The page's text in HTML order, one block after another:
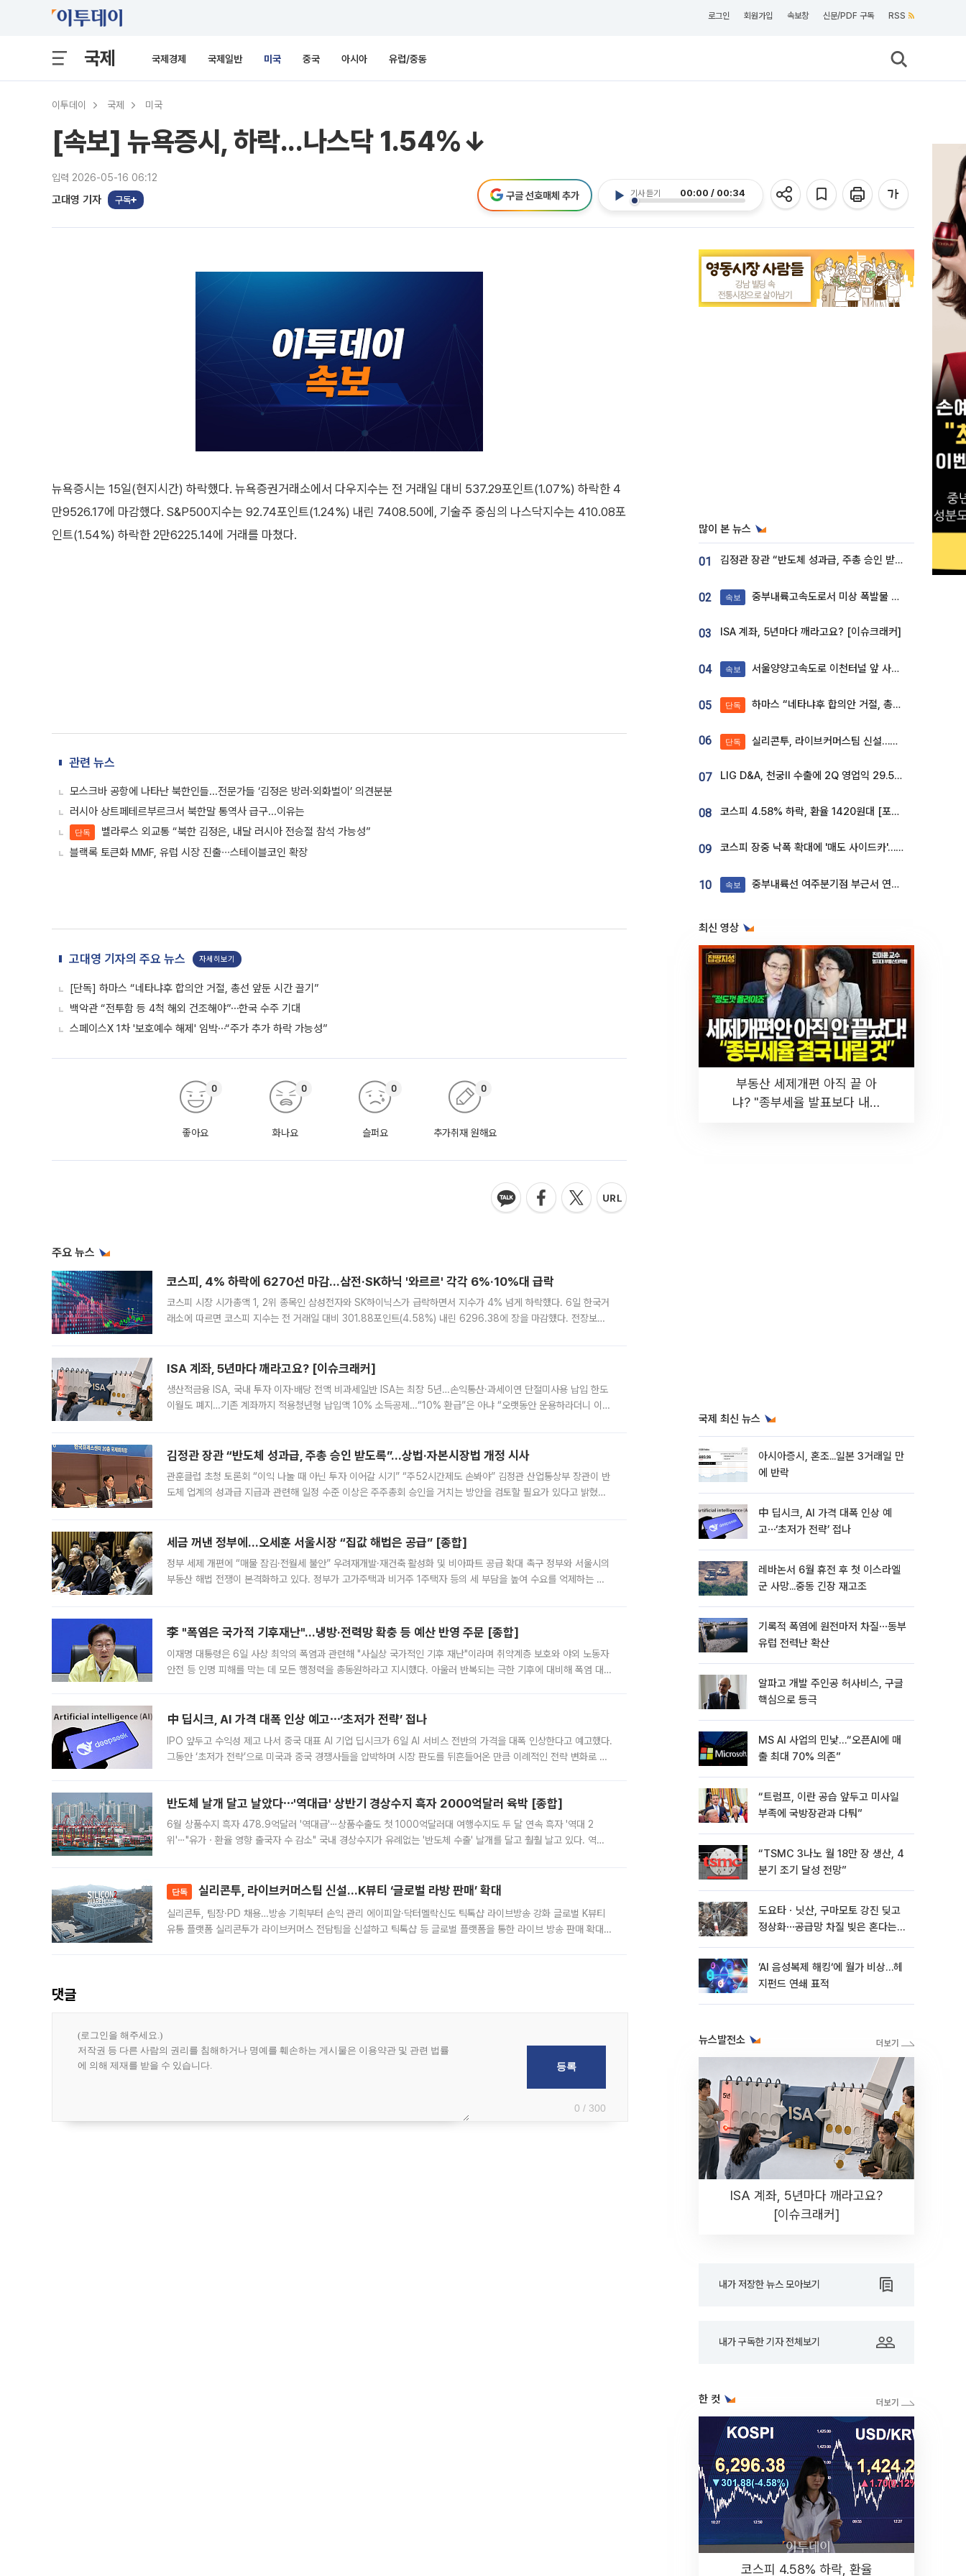
로그인 회원가입 속보창 신문/PDF 구독 RSS
국제 국제경제 국제일반 미국 중국 아시아 유럽/중동
이투데이 국제 미국
[속보] 뉴욕증시, 하락...나스닥 1.54%↓
입력 2026-05-16 06:12
고대영 기자 구독
기사 듣기 00:00 / 00:34
구글 선호매체 추가
뉴욕증시는 15일(현지시간) 하락했다. 뉴욕증권거래소에서 다우지수는 전 거래일 대비 537.29포인트(1.07%) 하락한 4
만9526.17에 마감했다. S&P500지수는 92.74포인트(1.24%) 내린 7408.50에, 기술주 중심의 나스닥지수는 410.08포
인트(1.54%) 하락한 2만6225.14에 거래를 마쳤다.
관련 뉴스
모스크바 공항에 나타난 북한인들...전문가들 ‘김정은 방러·외화벌이’ 의견분분
러시아 상트페테르부르크서 북한말 통역사 급구...이유는
단독
벨라루스 외교통 “북한 김정은, 내달 러시아 전승절 참석 가능성”
블랙록 토큰화 MMF, 유럽 시장 진출∙∙∙스테이블코인 확장
고대영 기자의 주요 뉴스 자세히보기
[단독] 하마스 “네타냐후 합의안 거절, 총선 앞둔 시간 끌기”
백악관 “전투함 등 4척 해외 건조해야”⋯한국 수주 기대
스페이스X 1차 '보호예수 해제' 임박⋯“주가 추가 하락 가능성”
좋아요
0
화나요
0
슬퍼요
0
추가취재 원해요
0
주요 뉴스
코스피, 4% 하락에 6270선 마감…삼전·SK하닉 '와르르' 각각 6%·10%대 급락
코스피 시장 시가총액 1, 2위 종목인 삼성전자와 SK하이닉스가 급락하면서 지수가 4% 넘게 하락했다. 6일 한국거
래소에 따르면 코스피 지수는 전 거래일 대비 301.88포인트(4.58%) 내린 6296.38에 장을 마감했다. 전장보다
ISA 계좌, 5년마다 깨라고요? [이슈크래커]
생산적금융 ISA, 국내 투자 이자·배당 전액 비과세일반 ISA는 최장 5년…손익통산·과세이연 단절미사용 납입 한도
이월도 폐지…기존 계좌까지 적용청년형 납입액 10% 소득공제…“10% 환급”은 아냐 “오랫동안 운용하라더니 이제
김정관 장관 “반도체 성과급, 주총 승인 받도록”…상법·자본시장법 개정 시사
관훈클럽 초청 토론회 “이익 나눌 때 아닌 투자 이어갈 시기” “주52시간제도 손봐야” 김정관 산업통상부 장관이 반
도체 업계의 성과급 지급과 관련해 일정 수준 이상은 주주총회 승인을 거치는 방안을 검토할 필요가 있다고 밝혔다.
세금 꺼낸 정부에…오세훈 서울시장 “집값 해법은 공급” [종합]
정부 세제 개편에 “매물 잠김·전월세 불안” 우려재개발·재건축 활성화 및 비아파트 공급 확대 촉구 정부와 서울시의
부동산 해법 전쟁이 본격화하고 있다. 정부가 고가주택과 비거주 1주택자 등의 세 부담을 높여 수요를 억제하는 카
李 "폭염은 국가적 기후재난"…냉방·전력망 확충 등 예산 반영 주문 [종합]
이재명 대통령은 6일 사상 최악의 폭염과 관련해 "사실상 국가적인 기후 재난"이라며 취약계층 보호와 야외 노동자
안전 등 인명 피해를 막는 데 모든 행정력을 총동원하라고 지시했다. 아울러 반복되는 극한 기후에 대비해 폭염 대응
中 딥시크, AI 가격 대폭 인상 예고⋯‘초저가 전략’ 접나
IPO 앞두고 수익성 제고 나서 중국 대표 AI 기업 딥시크가 6일 AI 서비스 전반의 가격을 대폭 인상한다고 예고했다.
그동안 ‘초저가 전략’으로 미국과 중국 경쟁사들을 압박하며 시장 판도를 뒤흔들어온 만큼 이례적인 전략 변화로 평
반도체 날개 달고 날았다⋯'역대급' 상반기 경상수지 흑자 2000억달러 육박 [종합]
6월 상품수지 흑자 478.9억달러 '역대급'⋯상품수출도 첫 1000억달러대 여행수지도 두 달 연속 흑자 '역대 2
위'⋯"유가ㆍ환율 영향 출국자 수 감소" 국내 경상수지가 유례없는 '반도체 수출' 날개를 달고 훨훨 날고 있다. 역대
단독 실리콘투, 라이브커머스팀 신설…K뷰티 ‘글로벌 라방 판매’ 확대
실리콘투, 팀장·PD 채용…방송 기획부터 손익 관리 에이피알·닥터멜락신도 틱톡샵 라이브방송 강화 글로벌 K뷰티
유통 플랫폼 실리콘투가 라이브커머스 전담팀을 신설하고 틱톡샵 등 글로벌 플랫폼을 통한 라이브 방송 판매 확대에
댓글
0 / 300
많이 본 뉴스
01 김정관 장관 “반도체 성과급, 주총 승인 받도록”…상법·자본시장법 개정 시사
02 속보 중부내륙고속도로서 미상 폭발물 발견
03 ISA 계좌, 5년마다 깨라고요? [이슈크래커]
04 속보 서울양양고속도로 이천터널 앞 사고 발생
05 단독 하마스 “네타냐후 합의안 거절, 총선 앞두고 시간 끌기”
06 단독 실리콘투, 라이브커머스팀 신설…K뷰티 ‘글로벌 판매망’ 확대[K뷰티 라방戰]
07 LIG D&A, 천궁Ⅱ 수출에 2Q 영업익 29.5%↑…수주잔고 24.6조 [종합]
08 코스피 4.58% 하락, 환율 1420원대 [포토]
09 코스피 장중 낙폭 확대에 '매도 사이드카'…외인 2.8조'팔자'· 개인 3.1조 '사자'
10 속보 중부내륙선 여주분기점 부근서 연이은 추돌사고 발생
최신 영상
부동산 세제개편 아직 끝 아
냐? "종부세율 발표보다 내릴
국제 최신 뉴스
아시아증시, 혼조...일본 3거래일 만
에 반락
中 딥시크, AI 가격 대폭 인상 예
고⋯‘초저가 전략’ 접나
레바논서 6월 휴전 후 첫 이스라엘
군 사망...중동 긴장 재고조
기록적 폭염에 원전마저 차질⋯동부
유럽 전력난 확산
알파고 개발 주인공 허사비스, 구글
핵심으로 등극
MS AI 사업의 민낯…“오픈AI에 매
출 최대 70% 의존”
“트럼프, 이란 공습 앞두고 미사일
부족에 국방장관과 다퉈”
“TSMC 3나노 월 18만 장 생산, 4
분기 조기 달성 전망”
도요타ㆍ닛산, 구마모토 강진 딪고
정상화⋯공급망 차질 빚은 혼다는
‘AI 음성복제 해킹‘에 월가 비상…헤
지펀드 연쇄 표적
뉴스발전소
ISA 계좌, 5년마다 깨라고요?
[이슈크래커]
내가 저장한 뉴스 모아보기
내가 구독한 기자 전체보기
한 컷
코스피 4.58% 하락, 환율